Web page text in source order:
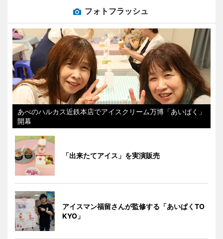
フォトフラッシュ
あべのハルカス近鉄本店でアイスクリーム万博「あいぱく」
開幕
「出来たてアイス」を実演販売
アイスマン福留さんが監修する「あいぱくTO
KYO」